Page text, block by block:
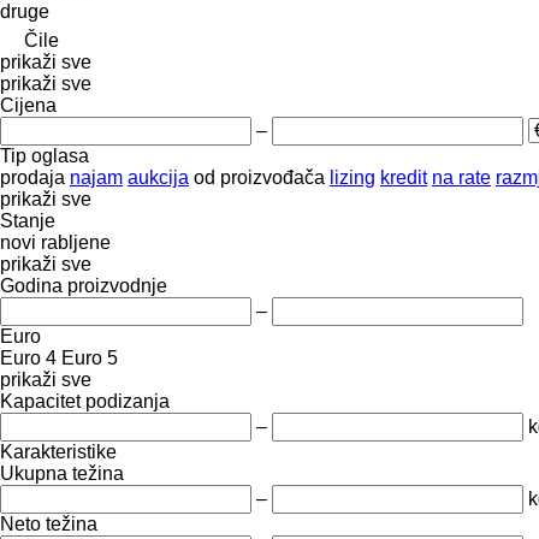
druge
Čile
prikaži sve
prikaži sve
Cijena
–
Tip oglasa
prodaja najam aukcija od proizvođača lizing kredit na rate
prikaži sve
Stanje
novi rabljene
prikaži sve
Godina proizvodnje
–
Euro
Euro 4 Euro 5
prikaži sve
Kapacitet podizanja
–
Karakteristike
Ukupna težina
–
Neto težina